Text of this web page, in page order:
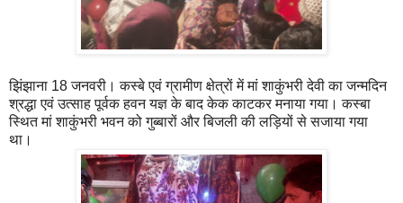
झिंझाना 18 जनवरी। कस्बे एवं ग्रामीण क्षेत्रों में मां शाकुंभरी देवी का जन्मदिन
श्रद्धा एवं उत्साह पूर्वक हवन यज्ञ के बाद केक काटकर मनाया गया। कस्बा
स्थित मां शाकुंभरी भवन को गुब्बारों और बिजली की लड़ियों से सजाया गया
था।